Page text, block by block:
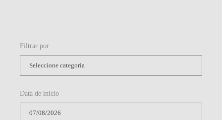
Filtrar por
Data de ínicio